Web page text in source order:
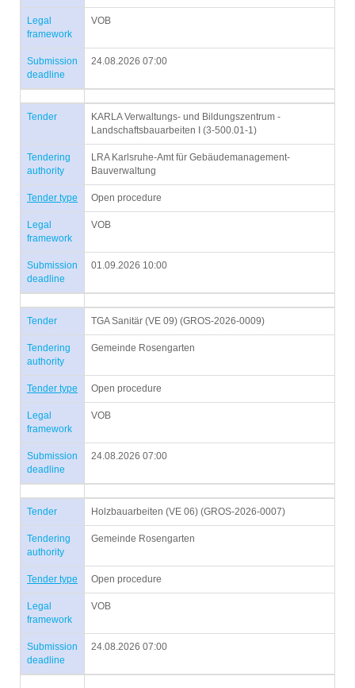
Legal
framework
VOB
Submission
deadline
24.08.2026 07:00
Tender
KARLA Verwaltungs- und Bildungszentrum -
Landschaftsbauarbeiten I (3-500.01-1)
Tendering
authority
LRA Karlsruhe-Amt für Gebäudemanagement-
Bauverwaltung
Tender type Open procedure
Legal
framework
VOB
Submission
deadline
01.09.2026 10:00
Tender TGA Sanitär (VE 09) (GROS-2026-0009)
Tendering
authority
Gemeinde Rosengarten
Tender type Open procedure
Legal
framework
VOB
Submission
deadline
24.08.2026 07:00
Tender Holzbauarbeiten (VE 06) (GROS-2026-0007)
Tendering
authority
Gemeinde Rosengarten
Tender type Open procedure
Legal
framework
VOB
Submission
deadline
24.08.2026 07:00